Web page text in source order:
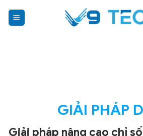
qua
GIẢI PHÁP
Giải pháp nâng cao chỉ